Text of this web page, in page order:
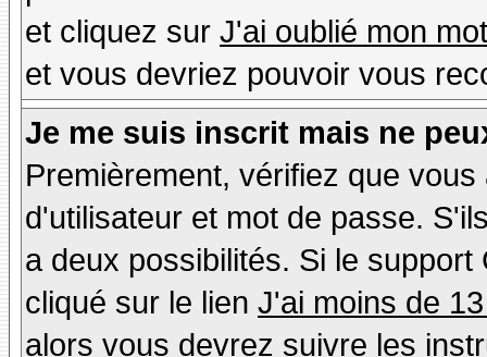
et cliquez sur J'ai oublié mon
et vous devriez pouvoir vous
Je me suis inscrit mais ne
Premièrement, vérifiez que
d'utilisateur et mot de passe.
a deux possibilités. Si le
cliqué sur le lien J'ai moins de
alors vous devrez suivre les